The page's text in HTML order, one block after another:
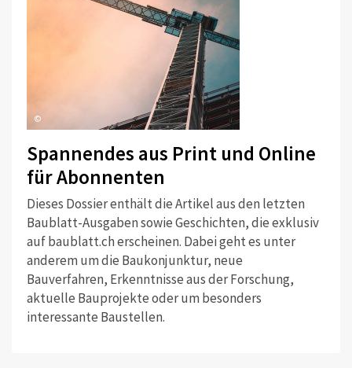
©
Spannendes aus Print und Online
für Abonnenten
Dieses Dossier enthält die Artikel aus den letzten
Baublatt-Ausgaben sowie Geschichten, die exklusiv
auf baublatt.ch erscheinen. Dabei geht es unter
anderem um die Baukonjunktur, neue
Bauverfahren, Erkenntnisse aus der Forschung,
aktuelle Bauprojekte oder um besonders
interessante Baustellen.